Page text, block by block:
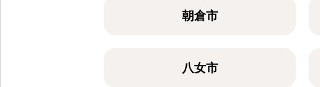
朝倉市
八女市